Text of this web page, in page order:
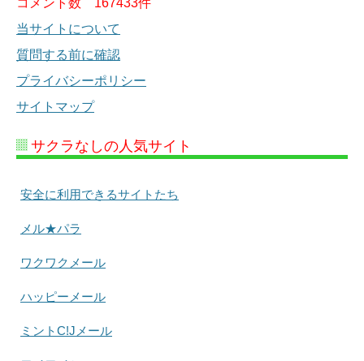
当サイトについて
質問する前に確認
プライバシーポリシー
サイトマップ
サクラなしの人気サイト
安全に利用できるサイトたち
メル★パラ
ワクワクメール
ハッピーメール
ミントC!Jメール